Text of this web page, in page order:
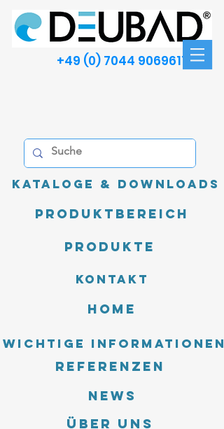
+49 (0) 7044 9069611
Kataloge & Downloads
Produktbereich
Produkte
Kontakt
Home
Wichtige Informationen
Referenzen
News
Über uns